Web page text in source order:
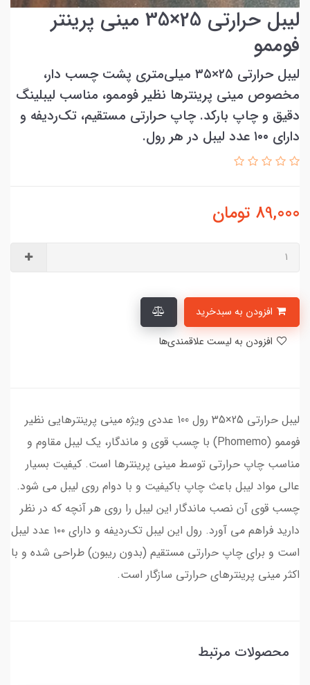
لیبل حرارتی 25×35 مینی پرینتر
فوممو
لیبل حرارتی ۲۵×۳۵ میلی‌متری پشت چسب دار،
مخصوص مینی پرینترها نظیر فوممو، مناسب لیبلینگ
دقیق و چاپ بارکد. چاپ حرارتی مستقیم، تک‌ردیفه و
دارای ۱۰۰ عدد لیبل در هر رول.
89,000 تومان
لیبل حرارتی 25×35 رول 100 عددی ویژه مینی پرینترهایی نظیر
فوممو (Phomemo) با چسب قوی و ماندگار، یک لیبل مقاوم و
مناسب چاپ حرارتی توسط مینی پرینترها است. کیفیت بسیار
عالی مواد لیبل باعث چاپ باکیفیت و با دوام روی لیبل می شود.
چسب قوی آن نصب ماندگار این لیبل را روی هر آنچه که در نظر
دارید فراهم می آورد. رول این لیبل تک‌ردیفه و دارای ۱۰۰ عدد لیبل
است و برای چاپ حرارتی مستقیم (بدون ریبون) طراحی شده و با
اکثر مینی پرینترهای حرارتی سازگار است.
محصولات مرتبط